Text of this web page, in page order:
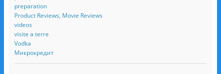
preparation
Product Reviews, Movie Reviews
videos
visite a terre
Vodka
Микрокредит